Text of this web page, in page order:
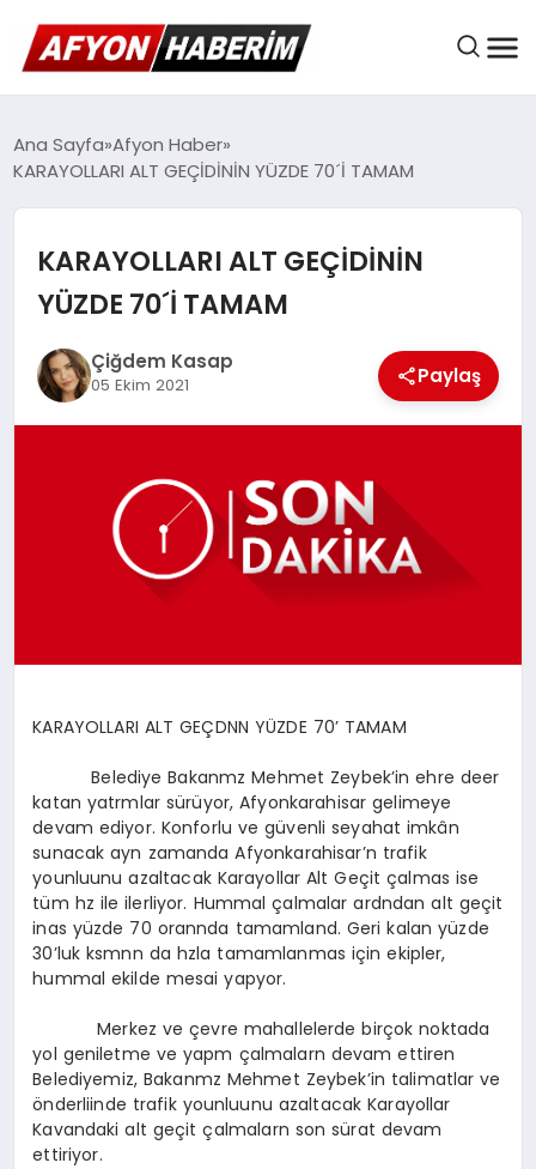
AFYON HABER
BELEDIYELER
EKONOMI
TEKNOLOJI
Ana Sayfa Afyon Haber
KARAYOLLARI ALT GEÇİDİNİN YÜZDE 70´İ TAMAM
KARAYOLLARI ALT GEÇİDİNİN
YÜZDE 70´İ TAMAM
Çiğdem Kasap
05 Ekim 2021 Paylaş
KARAYOLLARI ALT GEÇDNN YÜZDE 70’ TAMAM
Belediye Bakanmz Mehmet Zeybek’in ehre deer
katan yatrmlar sürüyor, Afyonkarahisar gelimeye
devam ediyor. Konforlu ve güvenli seyahat imkân
sunacak ayn zamanda Afyonkarahisar’n trafik
younluunu azaltacak Karayollar Alt Geçit çalmas ise
tüm hz ile ilerliyor. Hummal çalmalar ardndan alt geçit
inas yüzde 70 orannda tamamland. Geri kalan yüzde
30’luk ksmnn da hzla tamamlanmas için ekipler,
hummal ekilde mesai yapyor.
Merkez ve çevre mahallelerde birçok noktada
yol geniletme ve yapm çalmalarn devam ettiren
Belediyemiz, Bakanmz Mehmet Zeybek’in talimatlar ve
önderliinde trafik younluunu azaltacak Karayollar
Kavandaki alt geçit çalmalarn son sürat devam
ettiriyor.